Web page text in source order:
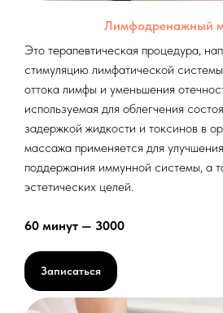
Лимфодренажный
Это терапевтическая процедура,
стимуляцию лимфатической
оттока лимфы и уменьшения
используемая для облегчения
задержкой жидкости и токсинов в
массажа применяется для
поддержания иммунной системы, а
эстетических целей.
60 минут — 3000
Записаться